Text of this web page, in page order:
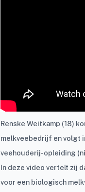
Renske Weitkamp (18)
melkveebedrijf en volgt
veehouderij-opleiding
In deze video vertelt zij
voor een biologisch